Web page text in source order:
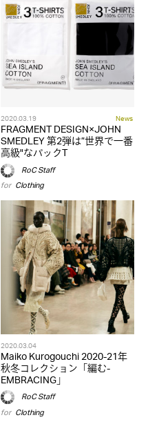
2020.03.19 News
FRAGMENT DESIGN×JOHN
SMEDLEY 第2弾は”世界で一番
高級"なパックT
RoC Staff
for Clothing
2020.03.04
Maiko Kurogouchi 2020-21年
秋冬コレクション「編む-
EMBRACING」
RoC Staff
for Clothing